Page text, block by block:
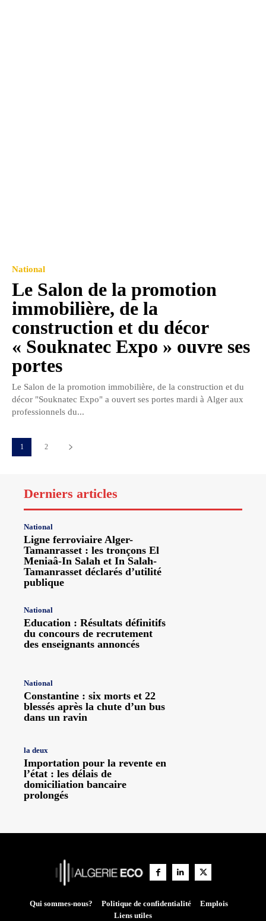
National
Le Salon de la promotion
immobilière, de la
construction et du décor
« Souknatec Expo » ouvre ses
portes
Le Salon de la promotion immobilière, de la construction et du
décor "Souknatec Expo" a ouvert ses portes mardi à Alger aux
professionnels du...
1 2
Derniers articles
National
Ligne ferroviaire Alger-
Tamanrasset : les tronçons El
Meniaâ-In Salah et In Salah-
Tamanrasset déclarés d’utilité
publique
National
Education : Résultats définitifs
du concours de recrutement
des enseignants annoncés
National
Constantine : six morts et 22
blessés après la chute d’un bus
dans un ravin
la deux
Importation pour la revente en
l’état : les délais de
domiciliation bancaire
prolongés
Qui sommes-nous? Politique de confidentialité
Emplois
Liens utiles